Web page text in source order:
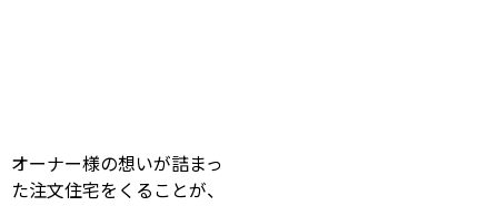
オーナー様の想いが詰まっ
た注文住宅をくることが、